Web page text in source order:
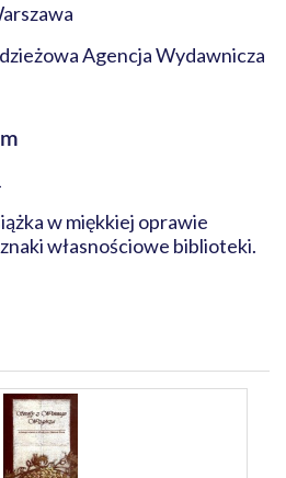
Agencja Wydawnicza
w miękkiej oprawie
własnościowe biblioteki.